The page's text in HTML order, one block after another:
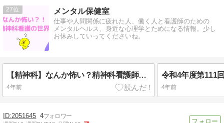
27 メンタル保健室
仕事や人間関係に疲れた人、働く人と看護師のための
メンタルヘルス、身近な心理学とためになる情報。少し
お休みしていってくださいね。
【精神科】なんか怖い？精神科看護師の世界
4年前 4年前
2051645 4